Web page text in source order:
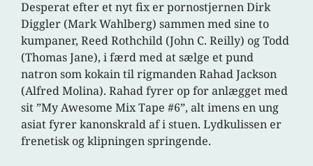
Desperat efter et nyt fix er pornostjernen Dirk
Diggler (Mark Wahlberg) sammen med sine to
kumpaner, Reed Rothchild (John C. Reilly) og Todd
(Thomas Jane), i færd med at sælge et pund
natron som kokain til rigmanden Rahad Jackson
(Alfred Molina). Rahad fyrer op for anlægget med
sit ”My Awesome Mix Tape #6”, alt imens en ung
asiat fyrer kanonskrald af i stuen. Lydkulissen er
frenetisk og klipningen springende.